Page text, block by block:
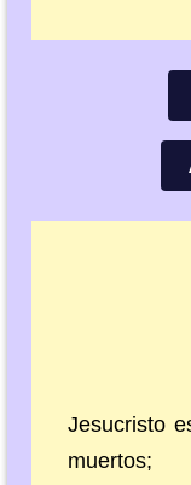
Jesucristo
muertos;